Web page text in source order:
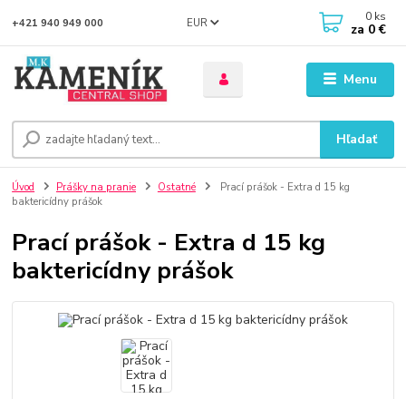
Menu
EUR
Hľadať
+421 940 949 000 0 ks
za 0 €
Úvod Prášky na pranie Ostatné
Prací prášok - Extra d 15 kg
baktericídny prášok
Prací prášok - Extra d 15 kg
baktericídny prášok